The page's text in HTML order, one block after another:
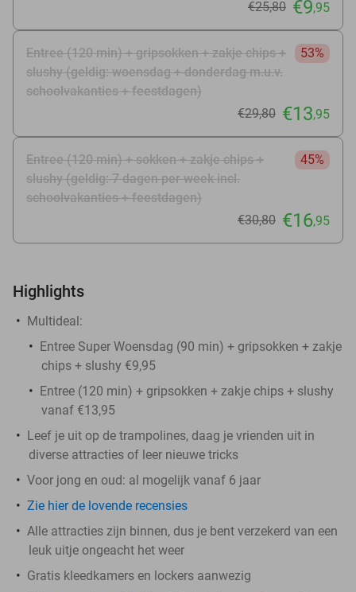
€25,80 €9,95
Entree (120 min) + gripsokken + zakje chips +
slushy (geldig: woensdag + donderdag m.u.v.
schoolvakanties + feestdagen)
53%
€29,80 €13,95
Entree (120 min) + sokken + zakje chips +
slushy (geldig: 7 dagen per week incl.
schoolvakanties + feestdagen)
45%
€30,80 €16,95
Highlights
Multideal:
Entree Super Woensdag (90 min) + gripsokken + zakje
chips + slushy €9,95
Entree (120 min) + gripsokken + zakje chips + slushy
vanaf €13,95
Leef je uit op de trampolines, daag je vrienden uit in
diverse attracties of leer nieuwe tricks
Voor jong en oud: al mogelijk vanaf 6 jaar
Zie hier de lovende recensies
Alle attracties zijn binnen, dus je bent verzekerd van een
leuk uitje ongeacht het weer
Gratis kleedkamers en lockers aanwezig